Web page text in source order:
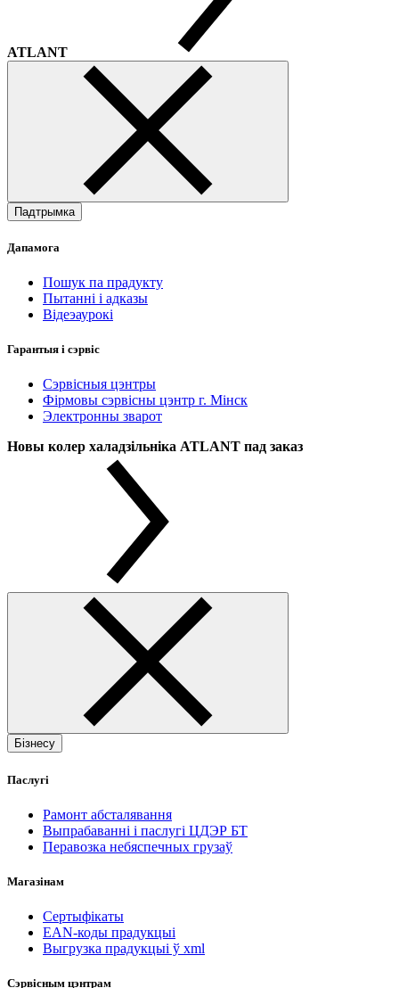
ATLANT
Падтрымка
Дапамога
Пошук па прадукту
Пытанні і адказы
Відеэаурокі
Гарантыя і сэрвіс
Сэрвісныя цэнтры
Фірмовы сэрвісны цэнтр г. Мінск
Электронны зварот
Новы колер халадзільніка ATLANT пад заказ
Бізнесу
Паслугі
Рамонт абсталявання
Выпрабаванні і паслугі ЦДЭР БТ
Перавозка небяспечных грузаў
Магазінам
Сертыфікаты
EAN-коды прадукцыі
Выгрузка прадукцыі ў xml
Сэрвісным цэнтрам